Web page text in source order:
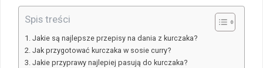
Spis treści
Jakie są najlepsze przepisy na dania z kurczaka?
Jak przygotować kurczaka w sosie curry?
Jakie przyprawy najlepiej pasują do kurczaka?